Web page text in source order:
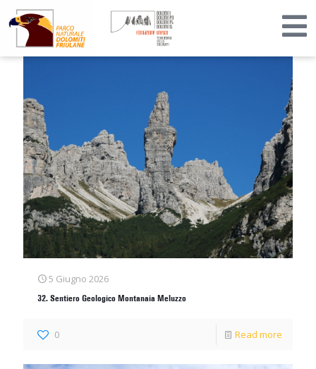
5 Giugno 2026
32. Sentiero Geologico Montanaia Meluzzo
0 Read more